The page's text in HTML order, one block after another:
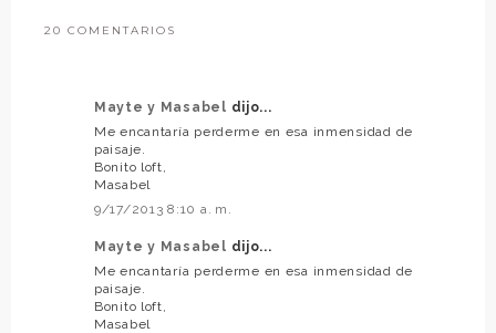
20 COMENTARIOS
Mayte y Masabel dijo...
Me encantaría perderme en esa inmensidad de
paisaje.
Bonito loft,
Masabel
9/17/2013 8:10 a. m.
Mayte y Masabel dijo...
Me encantaría perderme en esa inmensidad de
paisaje.
Bonito loft,
Masabel